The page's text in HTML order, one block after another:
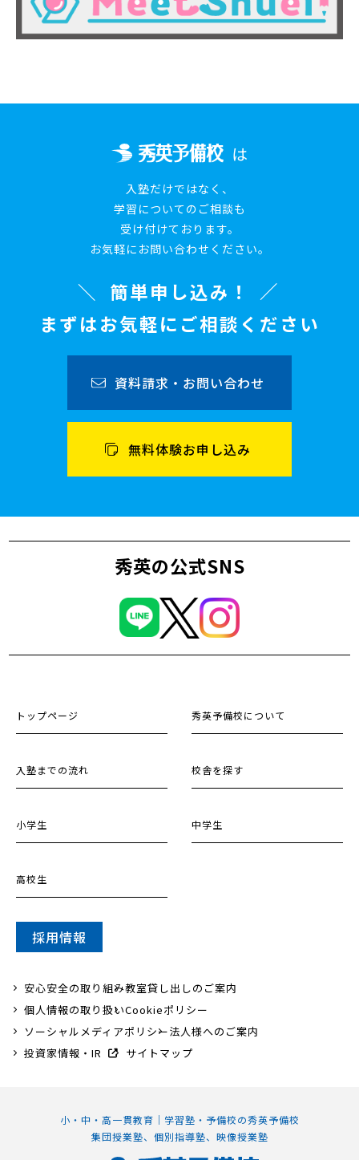
は
入塾だけではなく、
学習についてのご相談も
受け付けております。
お気軽にお問い合わせください。
簡単申し込み！
まずはお気軽にご相談ください
資料請求・お問い合わせ
無料体験お申し込み
秀英の公式SNS
小・中・高一貫教育｜学習塾・予備校の秀英予備校
集団授業塾、個別指導塾、映像授業塾
トップページ 秀英予備校について
入塾までの流れ 校舎を探す
小学生 中学生
高校生
採用情報
安心安全の取り組み教室貸し出しのご案内
個人情報の取り扱いCookieポリシー
ソーシャルメディアポリシー法人様へのご案内
投資家情報・IR
サイトマップ